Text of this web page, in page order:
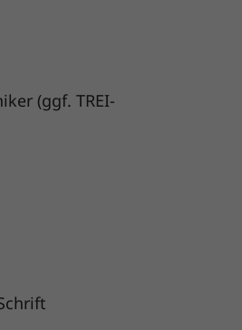
(ggf. TREI-